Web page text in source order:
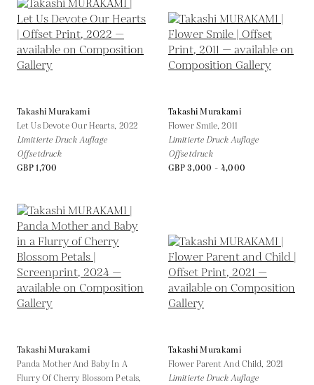
Takashi Murakami
Let Us Devote Our Hearts, 2022
Limitierte Druck Auflage
Offsetdruck
GBP 1,700
Takashi Murakami
Flower Smile,2011
Limitierte Druck Auflage
Offsetdruck
GBP 3,000 - 4,000
Takashi Murakami
Panda Mother And Baby In A
Flurry Of Cherry Blossom Petals,
Takashi Murakami
Flower Parent And Child, 2021
Limitierte Druck Auflage